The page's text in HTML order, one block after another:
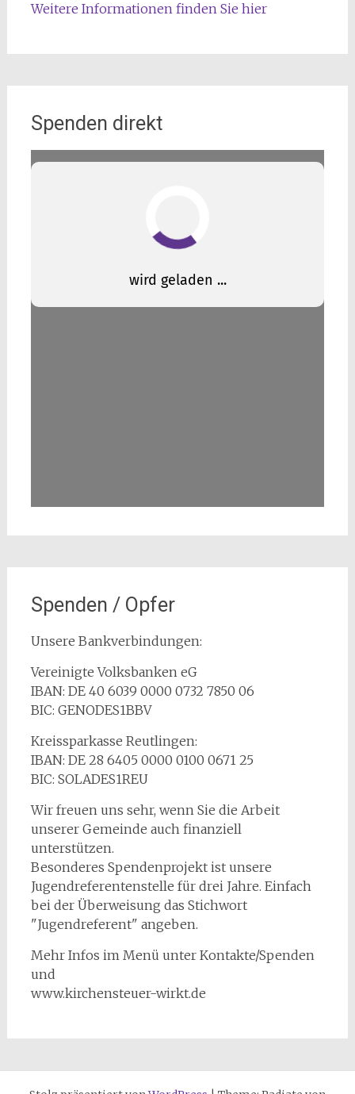
Weitere Informationen finden Sie hier
Spenden direkt
Spenden / Opfer
Unsere Bankverbindungen:
Vereinigte Volksbanken eG
IBAN: DE 40 6039 0000 0732 7850 06
BIC: GENODES1BBV
Kreissparkasse Reutlingen:
IBAN: DE 28 6405 0000 0100 0671 25
BIC: SOLADES1REU
Wir freuen uns sehr, wenn Sie die Arbeit
unserer Gemeinde auch finanziell
unterstützen.
Besonderes Spendenprojekt ist unsere
Jugendreferentenstelle für drei Jahre. Einfach
bei der Überweisung das Stichwort
"Jugendreferent" angeben.
Mehr Infos im Menü unter Kontakte/Spenden
und
www.kirchensteuer-wirkt.de